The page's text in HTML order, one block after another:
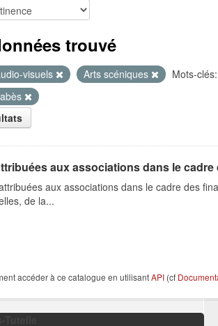
trouvé
visuels Arts scéniques
Mots-clés:
aux associations dans le
aux associations dans le cadre des
de la...
accéder à ce catalogue en utilisantAPI (cf